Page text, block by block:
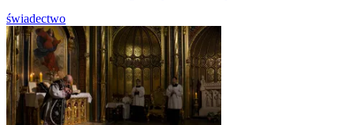
świadectwo